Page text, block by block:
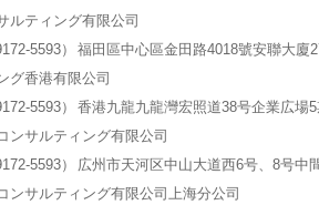
ルティング有限公司
5593）
福田區中心區金田路4018號安聯大廈
グ香港有限公司
5593）
香港九龍九龍灣宏照道38号企業広場
ンサルティング有限公司
5593）
広州市天河区中山大道西6号、8号中
ンサルティング有限公司上海分公司